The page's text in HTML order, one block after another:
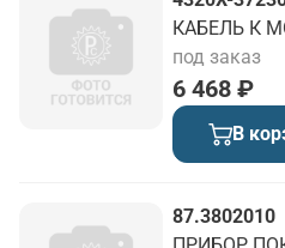
КАБЕЛЬ К
6 468 ₽
под заказ
В
87.3802010